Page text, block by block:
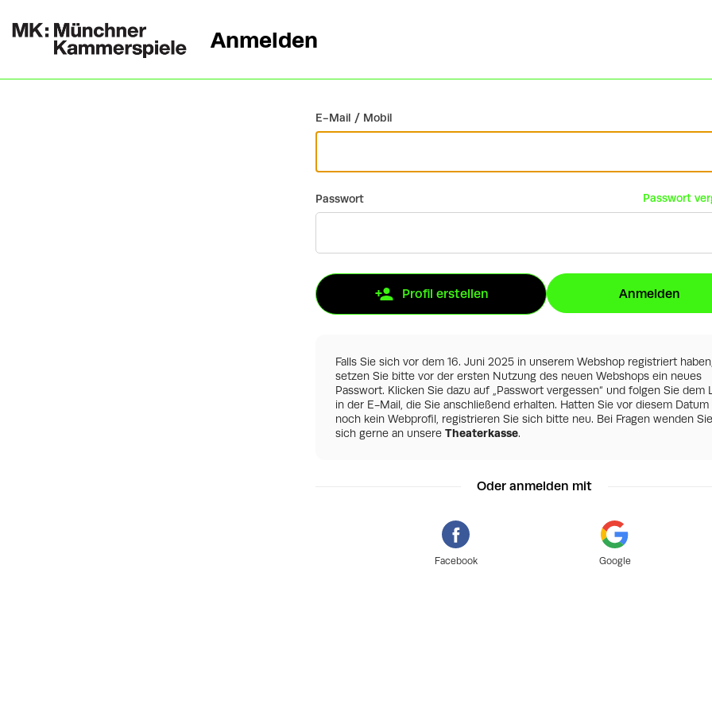
Zurück
Anmelden
E-Mail / Mobil
Passwort Passwort
Profil erstellen Anmelden
Falls Sie sich vor dem 16. Juni 2025 in unserem Webshop registriert haben,
setzen Sie bitte vor der ersten Nutzung des neuen Webshops ein neues
Passwort. Klicken Sie dazu auf „Passwort vergessen“ und folgen Sie dem
in der E-Mail, die Sie anschließend erhalten. Hatten Sie vor diesem Datum
noch kein Webprofil, registrieren Sie sich bitte neu. Bei Fragen wenden Sie
sich gerne an unsere Theaterkasse.
Oder anmelden mit
Facebook Google